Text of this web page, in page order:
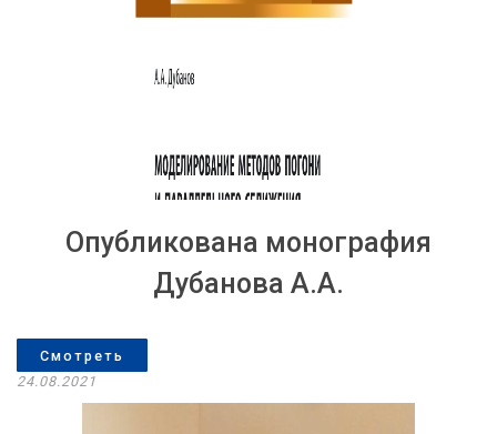
Опубликована монография
Дубанова А.А.
Смотреть
24.08.2021